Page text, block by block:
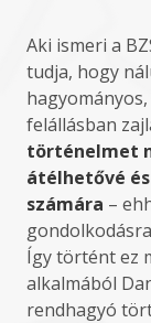
Aki ismeri a
tudja, hogy
felállásban
történelmet
átélhetővé
számára –
Így történt ez
alkalmából
rendhagyó